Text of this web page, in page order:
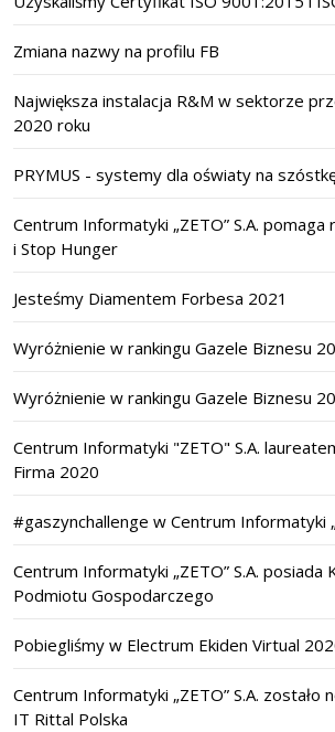
Zmiana nazwy na profilu FB
Największa instalacja R&M w sektorze
2020 roku
PRYMUS - systemy dla oświaty na
Centrum Informatyki „ZETO” S.A. pomaga
i Stop Hunger
Jesteśmy Diamentem Forbesa 2021
Wyróżnienie w rankingu Gazele Biznesu
Wyróżnienie w rankingu Gazele Biznesu
Centrum Informatyki "ZETO" S.A.
Firma 2020
#gaszynchallenge w Centrum Informatyki
Centrum Informatyki „ZETO” S.A. posiada
Podmiotu Gospodarczego
Pobiegliśmy w Electrum Ekiden Virtual
Centrum Informatyki „ZETO” S.A. zostało
IT Rittal Polska